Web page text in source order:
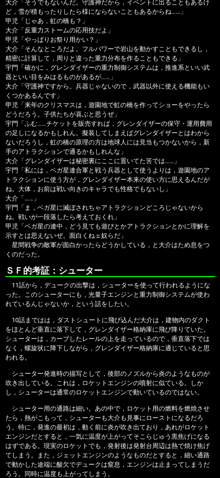
大介「そうでもないんだ。守護神だから，イベントに出ることもあるけ
ど，雪が積もったりしたら様にならないこともあるからね……」
甲児「じゃあ，虹の橋も？」
大介「反重力ストームの応用技だよ」
甲児「やっぱりお祭り用かい？」
大介「そんなところだよ。フルパワーで岩山を動かすこともできるし，
精密に計算して，周りと違った重力分布を作ることもできる」
宇門「確かに，グレンダイザーの重力制御システムは，推進系といい武
器といい目をみはるものがあるが……」
大介「守護神ですから。兵器じゃないので，武器以外に使える機能もい
くつかあるんです」
甲児「来年のクリスマスは，遊園地で虹の橋を作ってショーをやったら
どうだろう。子供たちが喜ぶと思うぜ」
宇門「ふむ……チケットを販売すれば，グレンダイザーの保守・運用費用
の足しになるかもしれん。擬装してしまえばグレンダイザーとはわから
ないだろうし，虹の橋の原理の方は地球人には見当もつかないから，新
手のアトラクションで通るかもしれんな」
大介「グレンダイザーは秘密裏にここに置いてた筈では……」
宇門「私には，ベガ星連合軍と戦う兵器として使うよりは，遊園地のア
トラクションに使う方が，グレンダイザー本来の使い方に思えるんだが
ね。大体，お前は戦い向きのキャラでも性格でもないし」
大介「……」
宇門「ま，ベガ星に滅ぼされちゃアトラクションどころじゃないから
ね。戦いが一段落したら考えておくれ」
甲児「ベガ星の連中，どう見ても遊びとかアトラクションとかに理解を
示すとは思えないぜ。面白くねェ奴らだ」
星間戦争の敵軍が面白かったらどうかしている，と大介はため息をつ
くのだった。
ＳＦ的考証：シューター
11話から，デュークの出撃は，シューターを使って行われるようにな
った。このシューターにも，光量子エンジンと重力制御システムが使わ
れているんじゃないか，という話をしたい。
10話まではは，ダストシュートに飛び込んだ大介は，建物内のダクト
をほとんど垂直に落下して，グレンダイザー格納庫に飛び降りていた。
シューターは，カーブしたレールの上を走っているので，垂直落下では
なく，螺旋状に降下しながら，グレンダイザー格納庫に通じていると思
われる。
シューター発進時の描写として，後部のノズルから炎のようなものが
吹き出している。これは，ロケットエンジンの噴射に似ている。しか
し，シューターは通常のロケットエンジンで動いているのではない。
シューター用の通路は細い。あの中で，ロケット用の燃料を燃焼させ
たら，熱がこもって，シューターも大介も見事にローストになるだろ
う。特に，発進の最初は，動く前に炎が吹き出ており，あれがロケット
エンジンだとすると，一気に温度が上がってそこらじゅう黒焦げになる
はずである。現実のロケットでも，発射後は発射台周辺は熱で焼け焦げ
てしまう。また，ジェットエンジンのようなものだとすると，細い通路
で動かした途端に酸欠でデュークは窒息，エンジンは止まってしまうだ
ろう。同時に温度も上がってしまう。